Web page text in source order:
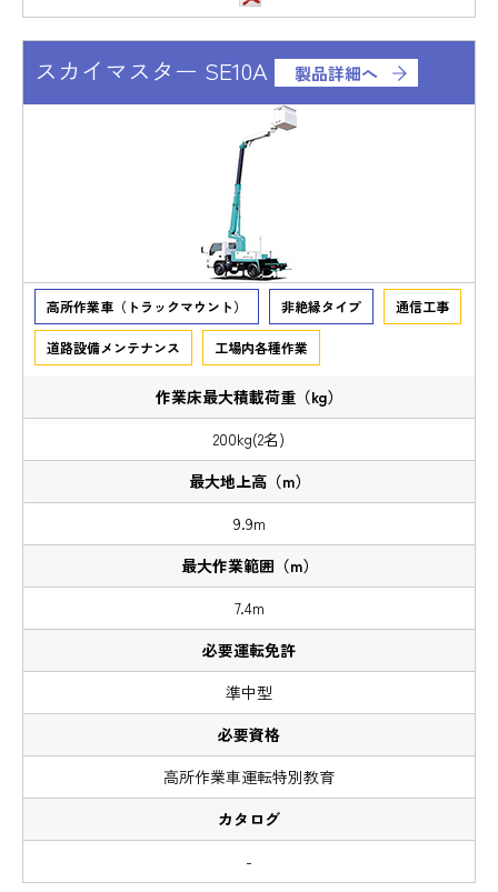
スカイマスター SE10A 製品詳細へ
高所作業車（トラックマウント） 非絶縁タイプ 通信工事
道路設備メンテナンス 工場内各種作業
200kg(2名)
9.9m
7.4m
準中型
高所作業車運転特別教育
-